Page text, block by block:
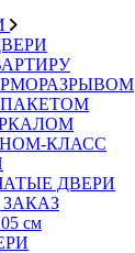
КЛАСС
ДВЕРИ
см